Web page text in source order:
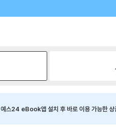
예스24 eBook앱 설치 후 바로 이용 가능한 상